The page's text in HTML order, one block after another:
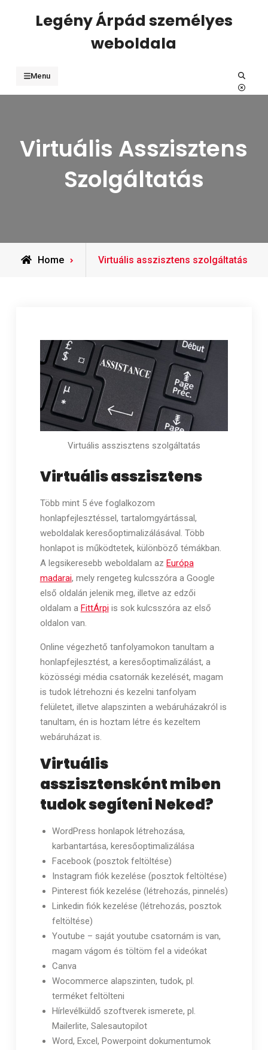
Legény Árpád személyes
weboldala
Menu Search
Virtuális Asszisztens
Szolgáltatás
Home Virtuális asszisztens szolgáltatás
Virtuális asszisztens szolgáltatás
Virtuális asszisztens
Több mint 5 éve foglalkozom
honlapfejlesztéssel, tartalomgyártással,
weboldalak keresőoptimalizálásával. Több
honlapot is működtetek, különböző témákban.
A legsikeresebb weboldalam az Európa
madarai, mely rengeteg kulcsszóra a Google
első oldalán jelenik meg, illetve az edzői
oldalam a FittÁrpiis sok kulcsszóra az első
oldalon van.
Online végezhető tanfolyamokon tanultam a
honlapfejlesztést, a keresőoptimalizálást, a
közösségi média csatornák kezelését, magam
is tudok létrehozni és kezelni tanfolyam
felületet, illetve alapszinten a webáruházakról is
tanultam, én is hoztam létre és kezeltem
webáruházat is.
Virtuális
asszisztensként miben
tudok segíteni Neked?
WordPress honlapok létrehozása,
karbantartása, keresőoptimalizálása
Facebook (posztok feltöltése)
Instagram fiók kezelése (posztok feltöltése)
Pinterest fiók kezelése (létrehozás, pinnelés)
Linkedin fiók kezelése (létrehozás, posztok
feltöltése)
Youtube – saját youtube csatornám is van,
magam vágom és töltöm fel a videókat
Canva
Wocommerce alapszinten, tudok, pl.
terméket feltölteni
Hírlevélküldő szoftverek ismerete, pl.
Mailerlite, Salesautopilot
Word, Excel, Powerpoint dokumentumok